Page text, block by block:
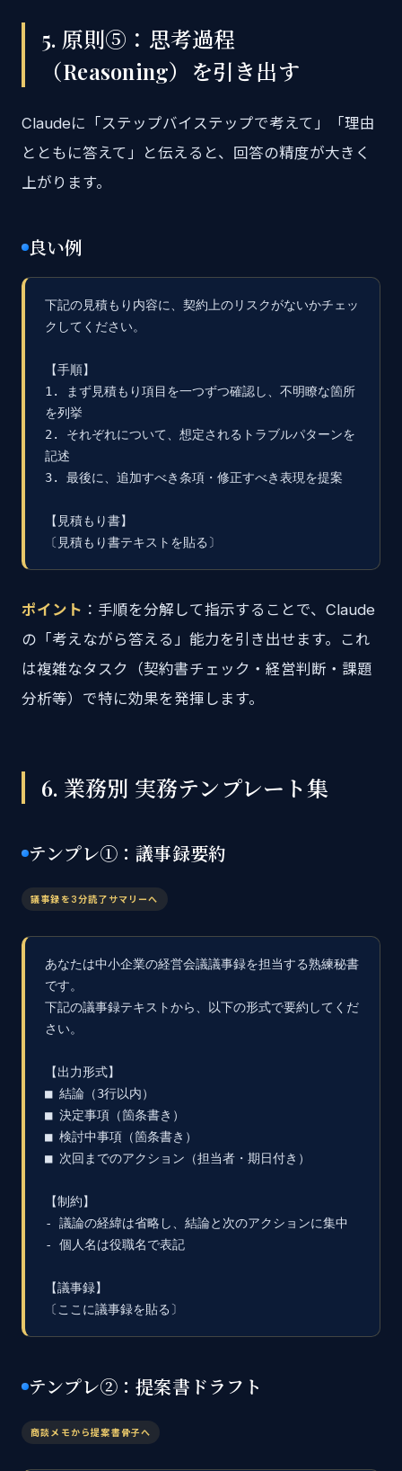
5. 原則⑤：思考過程
（Reasoning）を引き出す
Claudeに「ステップバイステップで考えて」「理由
とともに答えて」と伝えると、回答の精度が大きく
上がります。
良い例
下記の見積もり内容に、契約上のリスクがないかチェッ
クしてください。
【手順】
1. まず見積もり項目を一つずつ確認し、不明瞭な箇所
を列挙
2. それぞれについて、想定されるトラブルパターンを
記述
3. 最後に、追加すべき条項・修正すべき表現を提案
【見積もり書】
〔見積もり書テキストを貼る〕
ポイント ：手順を分解して指示することで、Claude
の「考えながら答える」能力を引き出せます。これ
は複雑なタスク（契約書チェック・経営判断・課題
分析等）で特に効果を発揮します。
6. 業務別 実務テンプレート集
テンプレ①：議事録要約
議事録を3分読了サマリーへ
あなたは中小企業の経営会議議事録を担当する熟練秘書
です。
下記の議事録テキストから、以下の形式で要約してくだ
さい。
【出力形式】
■ 結論（3行以内）
■ 決定事項（箇条書き）
■ 検討中事項（箇条書き）
■ 次回までのアクション（担当者・期日付き）
【制約】
- 議論の経緯は省略し、結論と次のアクションに集中
- 個人名は役職名で表記
【議事録】
〔ここに議事録を貼る〕
テンプレ②：提案書ドラフト
商談メモから提案書骨子へ